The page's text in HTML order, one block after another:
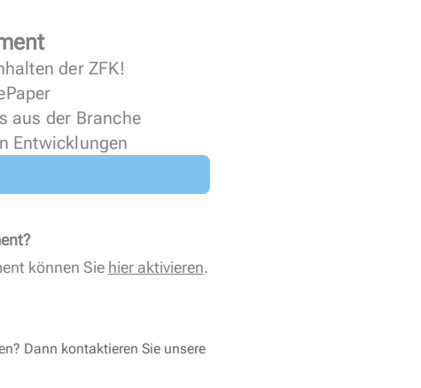
der ZFK!
aus der Branche
Entwicklungen
können Sie hier aktivieren.
Dann kontaktieren Sie unsere